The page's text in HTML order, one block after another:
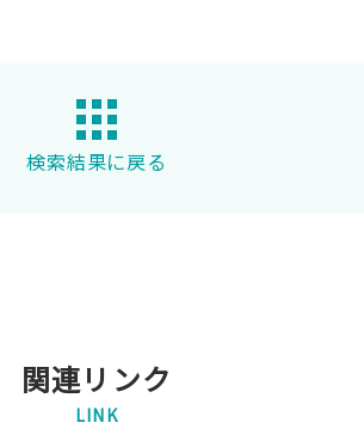
検索結果に戻る
関連リンク
LINK